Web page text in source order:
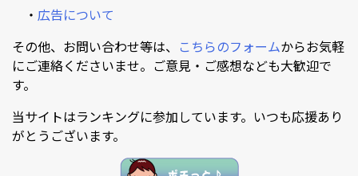
・ 広告について
その他、お問い合わせ等は、 こちらのフォームからお気軽
にご連絡くださいませ。ご意見・ご感想なども大歓迎で
す。
当サイトはランキングに参加しています。いつも応援あり
がとうございます。